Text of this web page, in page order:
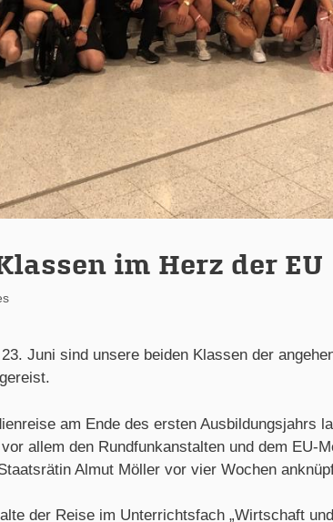
im Herz der EU
Juni sind unsere beiden Klassen der
am Ende des ersten Ausbildungsjahrs
allem den Rundfunkanstalten und dem EU-
Almut Möller vor vier Wochen
der Reise im Unterrichtsfach „Wirtschaft